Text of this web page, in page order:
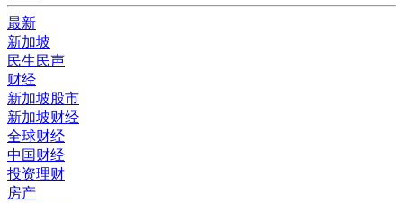
最新
新加坡
民生民声
财经
新加坡股市
新加坡财经
全球财经
中国财经
投资理财
房产